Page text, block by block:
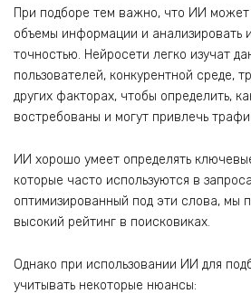
При подборе тем важно, что ИИ
объемы информации и анализировать
точностью. Нейросети легко изучат
пользователей, конкурентной среде,
других факторах, чтобы определить,
востребованы и могут привлечь
ИИ хорошо умеет определять
которые часто используются в
оптимизированный под эти слова,
высокий рейтинг в поисковиках.
Однако при использовании ИИ для
учитывать некоторые нюансы: